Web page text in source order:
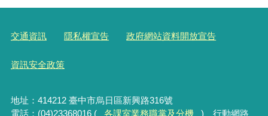
交通資訊 隱私權宣告 政府網站資料開放宣告
資訊安全政策
地址：414212 臺中市烏日區新興路316號
電話：(04)23368016 (
各課室業務職掌及分機 ) 行動網路